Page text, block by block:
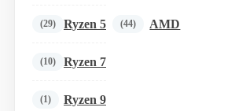
AMD
(44)
Ryzen 5
(29)
Ryzen 7
(10)
Ryzen 9
(1)